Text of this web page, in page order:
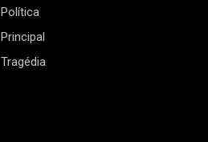
Política
Principal
Tragédia